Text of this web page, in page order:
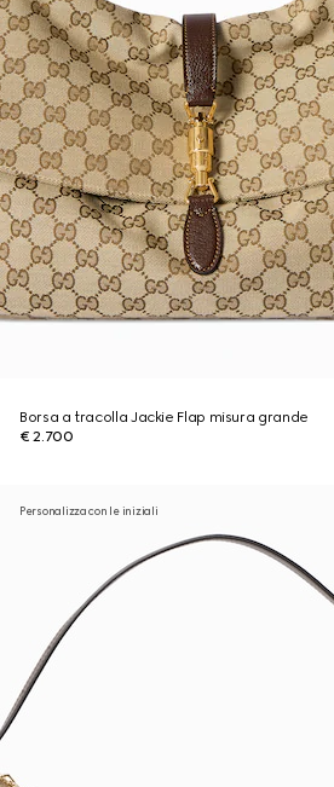
Borsa a tracolla Jackie Flap misura grande
€ 2.700
Personalizza con le iniziali